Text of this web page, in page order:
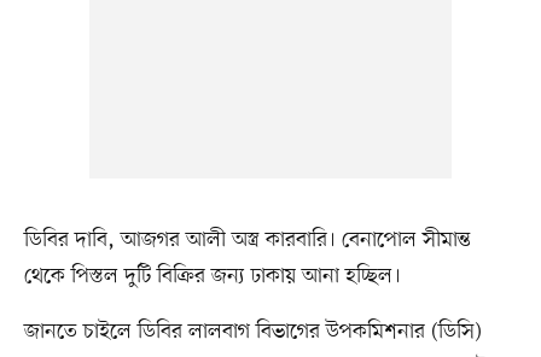
ডিবির দাবি, আজগর আলী অস্ত্র কারবারি। বেনাপোল সীমান্ত
থেকে পিস্তল দুটি বিক্রির জন্য ঢাকায় আনা হচ্ছিল।
জানতে চাইলে ডিবির লালবাগ বিভাগের উপকমিশনার (ডিসি)